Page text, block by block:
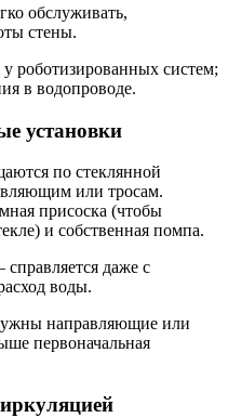
обслуживать,
стены.
роботизированных систем;
в водопроводе.
установки
по стеклянной
или тросам.
присоска (чтобы
и собственная помпа.
даже с
воды.
направляющие или
первоначальная